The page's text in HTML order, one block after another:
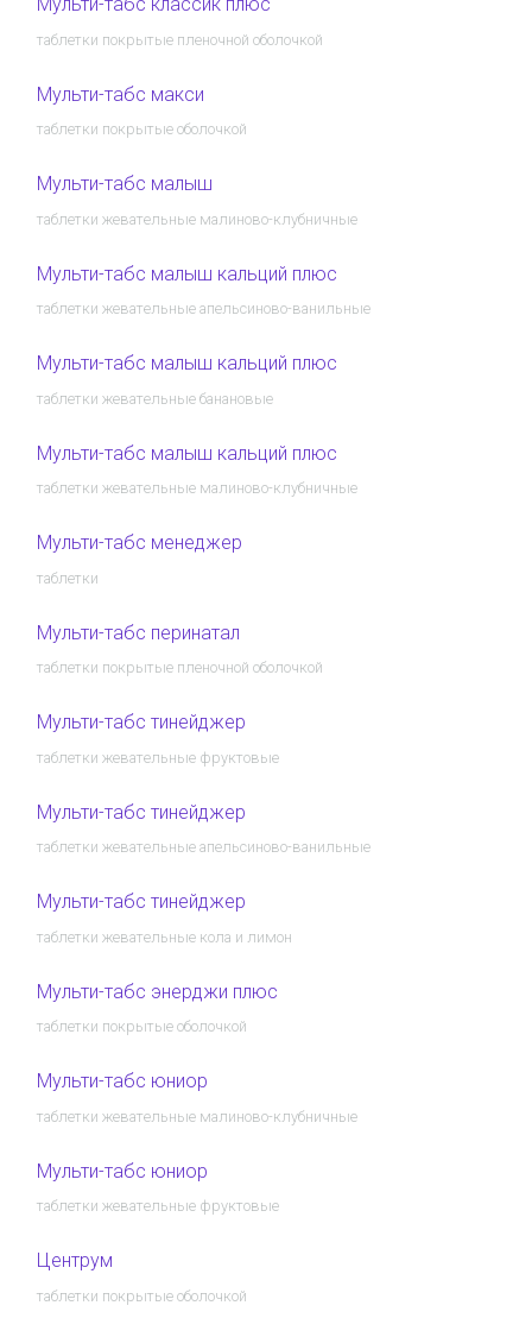
Мульти-табс классик плюс
таблетки покрытые пленочной оболочкой
Мульти-табс макси
таблетки покрытые оболочкой
Мульти-табс малыш
таблетки жевательные малиново-клубничные
Мульти-табс малыш кальций плюс
таблетки жевательные апельсиново-ванильные
Мульти-табс малыш кальций плюс
таблетки жевательные банановые
Мульти-табс малыш кальций плюс
таблетки жевательные малиново-клубничные
Мульти-табс менеджер
таблетки
Мульти-табс перинатал
таблетки покрытые пленочной оболочкой
Мульти-табс тинейджер
таблетки жевательные фруктовые
Мульти-табс тинейджер
таблетки жевательные апельсиново-ванильные
Мульти-табс тинейджер
таблетки жевательные кола и лимон
Мульти-табс энерджи плюс
таблетки покрытые оболочкой
Мульти-табс юниор
таблетки жевательные малиново-клубничные
Мульти-табс юниор
таблетки жевательные фруктовые
Центрум
таблетки покрытые оболочкой